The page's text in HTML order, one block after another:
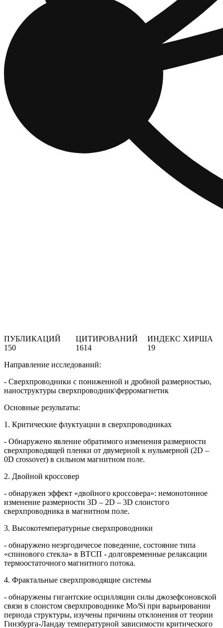
ПУБЛИКАЦИЙ
150
ЦИТИРОВАНИЙ
1614
ИНДЕКС ХИРША
19
Направление исследований:
- Сверхпроводники с пониженной и дробной размерностью,
наноструктуры сверхпроводник\ферромагнетик
Основные результаты:
1. Критические флуктуации в сверхпроводниках
- Обнаружено явление обратимого изменения размерности
сверхпроводящей пленки от двумерной к нульмерной (2D –
0D crossover) в сильном магнитном поле.
2. Двойной кроссовер
- обнаружен эффект «двойного кроссовера»: немонотонное
изменение размерности 3D – 2D – 3D слоистого
сверхпроводника в магнитном поле.
3. Высокотемпературные сверхпроводники
- обнаружено неэргодичесое поведение, состояние типа
«спинового стекла» в ВТСП - долговременные релаксации
термоостаточного магнитного потока.
4. Фрактальные сверхпроводящие системы
- обнаружены гигантские осцилляции силы джозефсоновской
связи в слоистом сверхпроводнике Mo/Si при варьировании
периода структуры, изучены причины отклонения от теории
Гинзбурга-Ландау температурной зависимости критического